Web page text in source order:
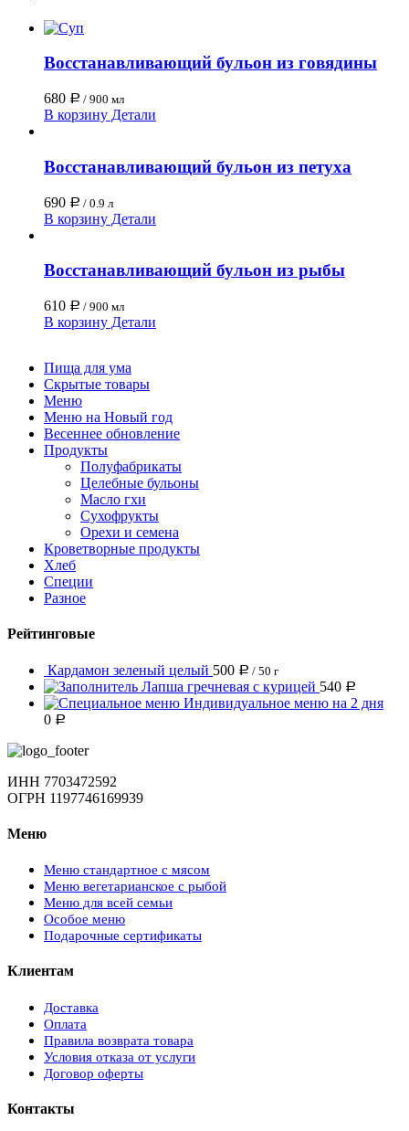
Восстанавливающий бульон из говядины
680 Р / 900 мл
В корзину Детали
Восстанавливающий бульон из петуха
690 Р / 0.9 л
В корзину Детали
Восстанавливающий бульон из рыбы
610 Р / 900 мл
В корзину Детали
Пища для ума
Скрытые товары
Меню
Меню на Новый год
Весеннее обновление
Продукты
Полуфабрикаты
Целебные бульоны
Масло гхи
Сухофрукты
Орехи и семена
Кроветворные продукты
Хлеб
Специи
Разное
Рейтинговые
Кардамон зеленый целый 500 Р / 50 г
Лапша гречневая с курицей 540 Р
Индивидуальное меню на 2 дня
0 Р
ИНН 7703472592
ОГРН 1197746169939
Меню
Меню стандартное с мясом
Меню вегетарианское с рыбой
Меню для всей семьи
Особое меню
Подарочные сертификаты
Клиентам
Доставка
Оплата
Правила возврата товара
Условия отказа от услуги
Договор оферты
Контакты